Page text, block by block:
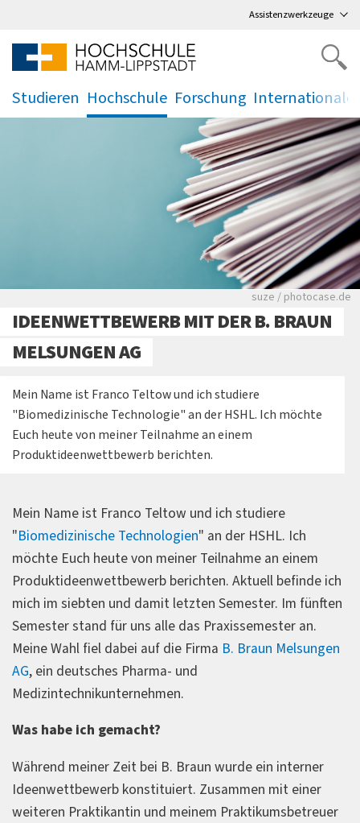
Assistenzwerkzeuge
Studieren
.
Hochschule
.
Forschung
. .
Viele Zeitungen.
suze / photocase.de
IDEENWETTBEWERB MIT DER B. BRAUN
MELSUNGEN AG
Mein Name ist Franco Teltow und ich studiere
"Biomedizinische Technologie" an der HSHL. Ich möchte
Euch heute von meiner Teilnahme an einem
Produktideenwettbewerb berichten.
Mein Name ist Franco Teltow und ich studiere
"Biomedizinische Technologien" an der HSHL. Ich
möchte Euch heute von meiner Teilnahme an einem
Produktideenwettbewerb berichten. Aktuell befinde ich
mich im siebten und damit letzten Semester. Im fünften
Semester stand für uns alle das Praxissemester an.
Meine Wahl fiel dabei auf die Firma B. Braun Melsungen
AG, ein deutsches Pharma- und
Medizintechnikunternehmen.
Was habe ich gemacht?
Während meiner Zeit bei B. Braun wurde ein interner
Ideenwettbewerb konstituiert. Zusammen mit einer
weiteren Praktikantin und meinem Praktikumsbetreuer